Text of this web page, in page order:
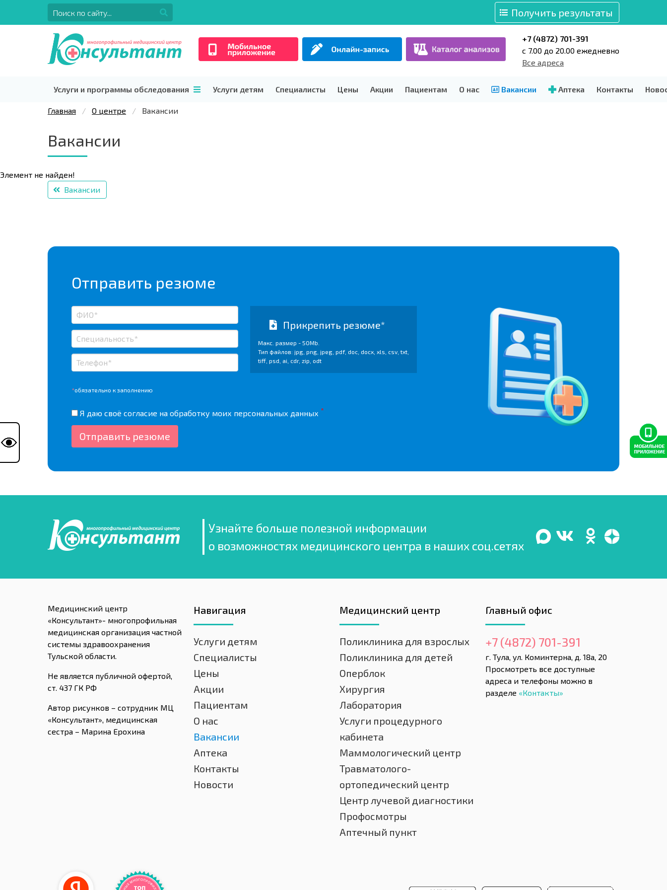
Получить результаты
+7 (4872) 701-391
c 7.00 до 20.00 ежедневно
Все адреса
Услуги и программы обследования Услуги детям Специалисты Цены Акции Пациентам О нас Вакансии Аптека Контакты
Главная О центре Вакансии
Вакансии
Элемент не найден!
Вакансии
Отправить резюме
Прикрепить резюме*
Макс. размер - 50Mb.
Тип файлов: jpg, png, jpeg, pdf, doc, docx, xls, csv, txt,
tiff, psd, ai, cdr, zip, odt
*обязательно к заполнению
Я даю своё согласие на обработку моих персональных данных *
Отправить резюме
Узнайте больше полезной информации
о возможностях медицинского центра в наших соц.сетях
Медицинский центр
«Консультант»- многопрофильная
медицинская организация частной
системы здравоохранения
Тульской области.
Не является публичной офертой,
ст. 437 ГК РФ
Автор рисунков – сотрудник МЦ
«Консультант», медицинская
сестра – Марина Ерохина
Навигация
Услуги детям
Специалисты
Цены
Акции
Пациентам
О нас
Вакансии
Аптека
Контакты
Новости
Медицинский центр
Поликлиника для взрослых
Поликлиника для детей
Оперблок
Хирургия
Лаборатория
Услуги процедурного
кабинета
Маммологический центр
Травматолого-
ортопедический центр
Центр лучевой диагностики
Профосмотры
Аптечный пункт
Главный офис
+7 (4872) 701-391
г. Тула, ул. Коминтерна, д. 18а, 20
Просмотреть все доступные
адреса и телефоны можно в
разделе «Контакты»